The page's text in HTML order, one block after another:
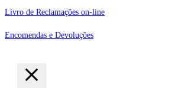
Livro de Reclamações on-line
Encomendas e Devoluções